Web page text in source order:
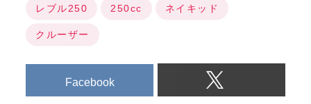
レブル250 250cc ネイキッド
クルーザー
Facebook